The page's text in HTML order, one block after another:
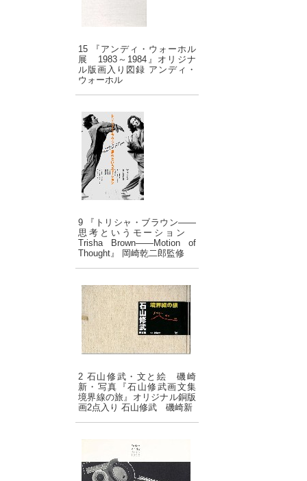
15 『アンディ・ウォーホル
展 1983～1984』オリジナ
ル版画入り図録 アンディ・
ウォーホル
9 『トリシャ・ブラウン――
思考というモーション
Trisha Brown――Motion of
Thought』 岡崎乾二郎監修
2 石山修武・文と絵 磯崎
新・写真『石山修武画文集
境界線の旅』オリジナル銅版
画2点入り 石山修武 磯崎新